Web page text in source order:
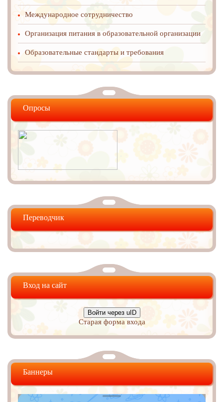
Международное cотрудничество
Организация питания в образовательной организации
Образовательные стандарты и требования
Опросы
Переводчик
Вход на сайт
Войти через uID
Старая форма входа
Баннеры